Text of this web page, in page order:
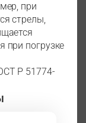
при
стрелы,
при погрузке
Р 51774-